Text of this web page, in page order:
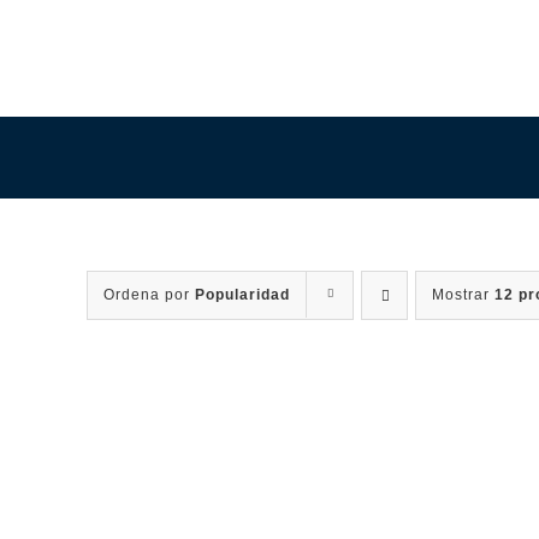
Ordena por Popularidad Mostrar 12